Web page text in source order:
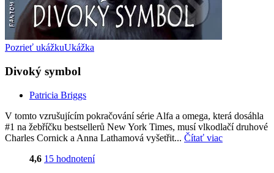
Pozrieť ukážkuUkážka
Divoký symbol
Patricia Briggs
V tomto vzrušujícím pokračování série Alfa a omega, která dosáhla
#1 na žebříčku bestsellerů New York Times, musí vlkodlačí druhové
Charles Cornick a Anna Lathamová vyšetřit... Čítať viac
4,6 15 hodnotení